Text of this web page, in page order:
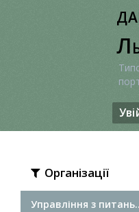
Організації
Управління з